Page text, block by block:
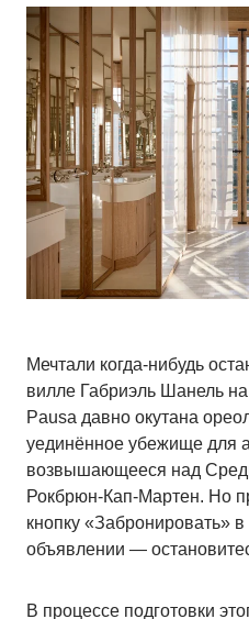
Мечтали когда-нибудь
вилле Габриэль Шанель
Pausa давно окутана
уединённое убежище для
возвышающееся над
Рокбрюн-Кап-Мартен. Но
кнопку «Забронировать»
объявлении —
В процессе подготовки